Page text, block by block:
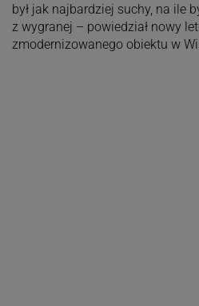
był jak najbardziej suchy, na ile
z wygranej – powiedział nowy
zmodernizowanego obiektu w